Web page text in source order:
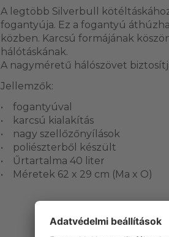
A legtöbb Silverbull
fogantyúja. Ez a fogantyú
közben. Karcsú formájának
hálótáskának.
A nagyméretű hálószövet
Jellemzők:
• fogantyúval
• karcsú kialakítás
• nagy szellőzőnyílások
• poliészterből készült
• Űrtartalma 40 liter
• Méretek 62 x 29 cm (Ma x O)